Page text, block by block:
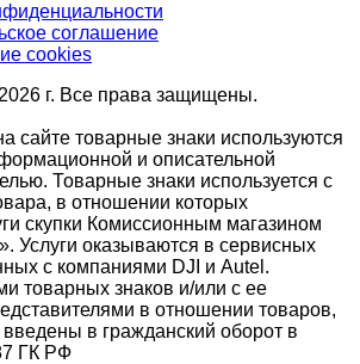
соглашение
cookies
г. Все права защищены.
сайте товарные знаки используются
и описательной
Товарные знаки используется с
в отношении которых
скупки Комиссионным магазином
Услуги оказываются в сервисных
с компаниями DJI и Autel.
товарных знаков и/или с ее
в отношении товаров,
в гражданский оборот в
ГК РФ